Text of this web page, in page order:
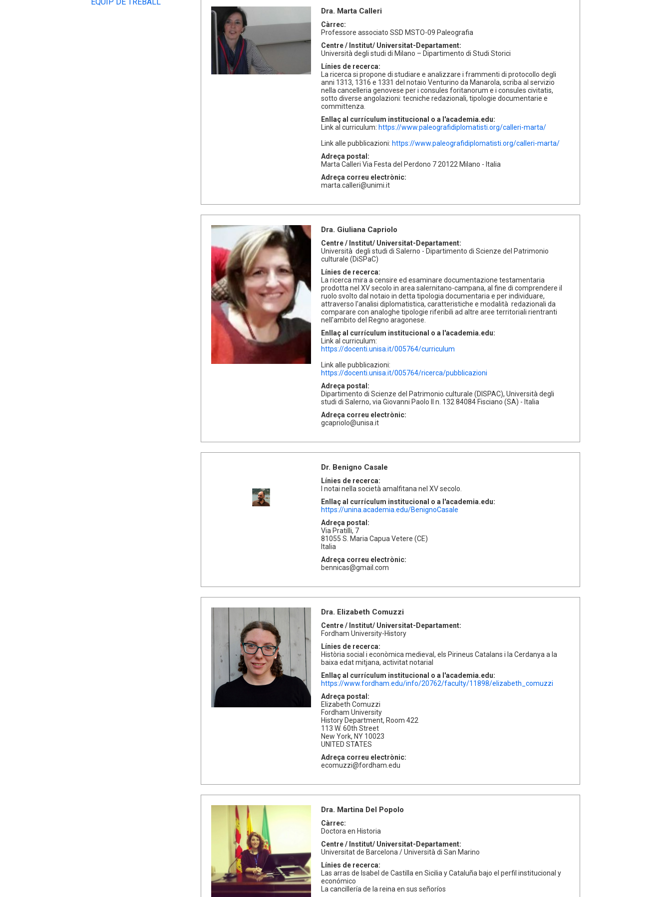
Dra. Marta Calleri
Càrrec:
Professore associato SSD MSTO-09 Paleografia
Centre / Institut/ Universitat-Departament:
Università degli studi di Milano – Dipartimento di Studi Storici
Línies de recerca:
La ricerca si propone di studiare e analizzare i frammenti di protocollo degli
anni 1313, 1316 e 1331 del notaio Venturino da Manarola, scriba al servizio
nella cancelleria genovese per i consules foritanorum e i consules civitatis,
sotto diverse angolazioni: tecniche redazionali, tipologie documentarie e
committenza.
Enllaç al currículum institucional o a l'academia.edu:
Link al curriculum: https://www.paleografidiplomatisti.org/calleri-marta/
Link alle pubblicazioni: https://www.paleografidiplomatisti.org/calleri-marta/
Adreça postal:
Marta Calleri Via Festa del Perdono 7 20122 Milano - Italia
Adreça correu electrònic:
marta.calleri@unimi.it
Dra. Giuliana Capriolo
Centre / Institut/ Universitat-Departament:
Università degli studi di Salerno - Dipartimento di Scienze del Patrimonio
culturale (DiSPaC)
Línies de recerca:
La ricerca mira a censire ed esaminare documentazione testamentaria
prodotta nel XV secolo in area salernitano-campana, al fine di comprendere il
ruolo svolto dal notaio in detta tipologia documentaria e per individuare,
attraverso l'analisi diplomatistica, caratteristiche e modalità redazionali da
comparare con analoghe tipologie riferibili ad altre aree territoriali rientranti
nell'ambito del Regno aragonese.
Enllaç al currículum institucional o a l'academia.edu:
Link al curriculum:
https://docenti.unisa.it/005764/curriculum
Link alle pubblicazioni:
https://docenti.unisa.it/005764/ricerca/pubblicazioni
Adreça postal:
Dipartimento di Scienze del Patrimonio culturale (DISPAC), Università degli
studi di Salerno, via Giovanni Paolo II n. 132 84084 Fisciano (SA) - Italia
Adreça correu electrònic:
gcapriolo@unisa.it
Dr. Benigno Casale
Línies de recerca:
I notai nella società amalfitana nel XV secolo.
Enllaç al currículum institucional o a l'academia.edu:
https://unina.academia.edu/BenignoCasale
Adreça postal:
Via Pratilli, 7
81055 S. Maria Capua Vetere (CE)
Italia
Adreça correu electrònic:
bennicas@gmail.com
Dra. Elizabeth Comuzzi
Centre / Institut/ Universitat-Departament:
Fordham University-History
Línies de recerca:
Història social i econòmica medieval, els Pirineus Catalans i la Cerdanya a la
baixa edat mitjana, activitat notarial
Enllaç al currículum institucional o a l'academia.edu:
https://www.fordham.edu/info/20762/faculty/11898/elizabeth_comuzzi
Adreça postal:
Elizabeth Comuzzi
Fordham University
History Department, Room 422
113 W. 60th Street
New York, NY 10023
UNITED STATES
Adreça correu electrònic:
ecomuzzi@fordham.edu
Dra. Martina Del Popolo
Càrrec:
Doctora en Historia
Centre / Institut/ Universitat-Departament:
Universitat de Barcelona / Università di San Marino
Línies de recerca:
Las arras de Isabel de Castilla en Sicilia y Cataluña bajo el perfil institucional y
económico
La cancillería de la reina en sus señoríos